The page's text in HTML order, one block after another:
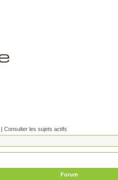
| Consulter les sujets actifs
Forum